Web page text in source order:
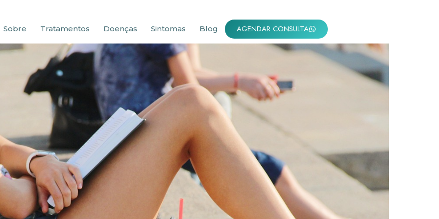
Sobre Tratamentos Doenças Sintomas Blog AGENDAR CONSULTA